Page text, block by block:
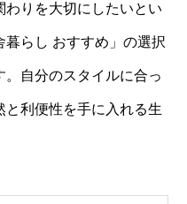
りを大切にしたいとい
暮らし おすすめ」の選択
自分のスタイルに合っ
と利便性を手に入れる生